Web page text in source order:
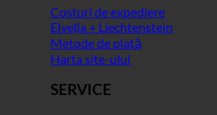
Costuri de expediere
Elveția + Liechtenstein
Metode de plată
Harta site-ului
SERVICE